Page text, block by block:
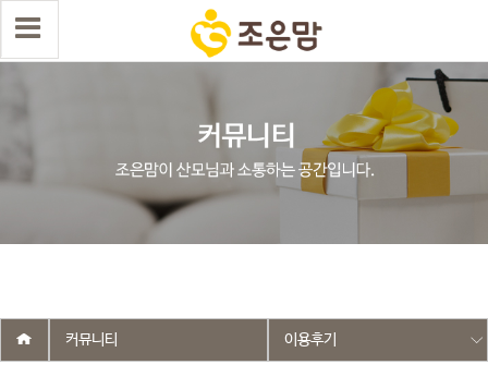
select wr_id, wr_subject from g5_write_m05_04 where wr_is_comment
= 0 and wr_datetime <= '2025-12-16 18:25:45' and wr_id <> '2663'
order by wr_datetime desc limit 1 asdasf
커뮤니티 이용후기